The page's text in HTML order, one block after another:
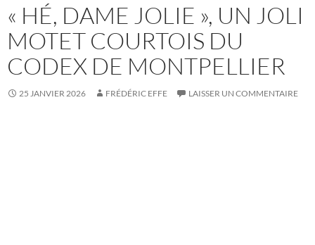
« HÉ, DAME JOLIE », UN JOLI
MOTET COURTOIS DU
CODEX DE MONTPELLIER
25 JANVIER 2026 FRÉDÉRIC EFFE LAISSER UN COMMENTAIRE